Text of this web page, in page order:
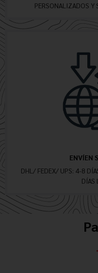
PERSONALIZADOS Y
ENVÍEN
DHL/ FEDEX/ UPS: 4-8
DÍAS